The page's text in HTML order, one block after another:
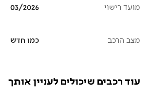
מועד רישוי 03/2026
מצב הרכב כמו חדש
עוד רכבים שיכולים לעניין אותך